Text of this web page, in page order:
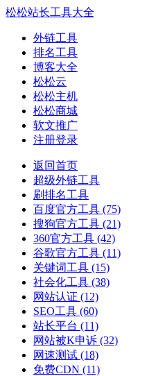
松松站长工具大全
外链工具
排名工具
博客大全
松松云
松松主机
松松商城
软文推广
注册登录
返回首页
超级外链工具
刷排名工具
百度官方工具 (75)
搜狗官方工具 (21)
360官方工具 (42)
谷歌官方工具 (11)
关键词工具 (15)
社会化工具 (38)
网站认证 (12)
SEO工具 (60)
站长平台 (11)
网站被K申诉 (32)
网速测试 (18)
免费CDN (11)